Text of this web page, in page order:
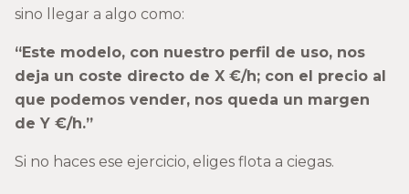
sino llegar a algo como:
“Este modelo, con nuestro perfil de uso, nos
deja un coste directo de X €/h; con el precio al
que podemos vender, nos queda un margen
de Y €/h.”
Si no haces ese ejercicio, eliges flota a ciegas.